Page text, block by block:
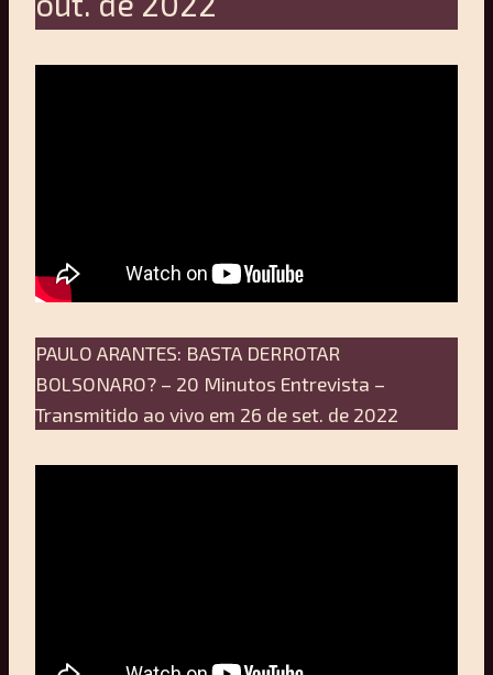
PAULO ARANTES: BASTA DERROTAR
BOLSONARO? – 20 Minutos Entrevista –
Transmitido ao vivo em 26 de set. de 2022